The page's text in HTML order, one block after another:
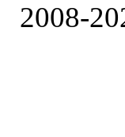
2008-